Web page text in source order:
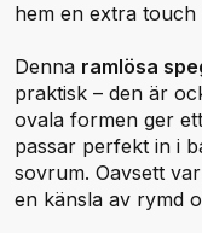
hem en extra touch
Denna ramlösa
praktisk – den är
ovala formen ger
passar perfekt in i
sovrum. Oavsett
en känsla av rymd